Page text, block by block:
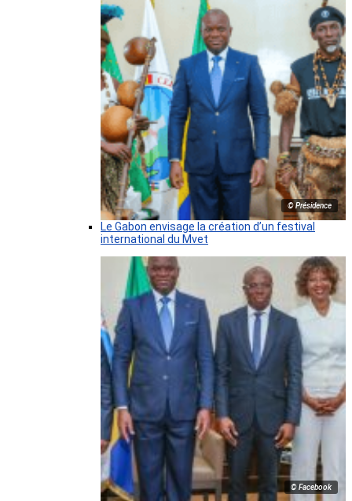
© Présidence
Le Gabon envisage la création d’un festival
international du Mvet
© Facebook